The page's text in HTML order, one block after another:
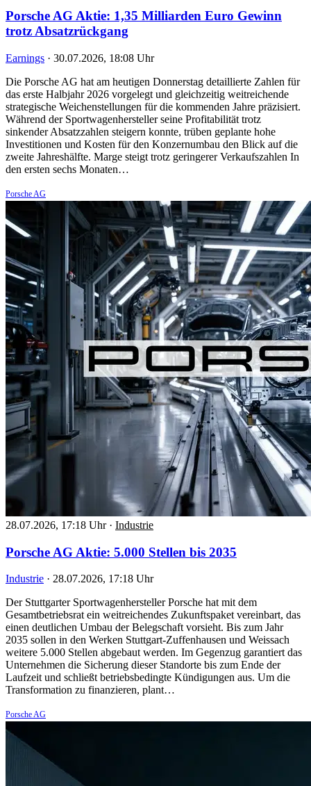
Porsche AG Aktie: 1,35 Milliarden Euro Gewinn
trotz Absatzrückgang
Earnings · 30.07.2026, 18:08 Uhr
Die Porsche AG hat am heutigen Donnerstag detaillierte Zahlen für
das erste Halbjahr 2026 vorgelegt und gleichzeitig weitreichende
strategische Weichenstellungen für die kommenden Jahre präzisiert.
Während der Sportwagenhersteller seine Profitabilität trotz
sinkender Absatzzahlen steigern konnte, trüben geplante hohe
Investitionen und Kosten für den Konzernumbau den Blick auf die
zweite Jahreshälfte. Marge steigt trotz geringerer Verkaufszahlen In
den ersten sechs Monaten…
Porsche AG
28.07.2026, 17:18 Uhr · Industrie
Porsche AG Aktie: 5.000 Stellen bis 2035
Industrie · 28.07.2026, 17:18 Uhr
Der Stuttgarter Sportwagenhersteller Porsche hat mit dem
Gesamtbetriebsrat ein weitreichendes Zukunftspaket vereinbart, das
einen deutlichen Umbau der Belegschaft vorsieht. Bis zum Jahr
2035 sollen in den Werken Stuttgart-Zuffenhausen und Weissach
weitere 5.000 Stellen abgebaut werden. Im Gegenzug garantiert das
Unternehmen die Sicherung dieser Standorte bis zum Ende der
Laufzeit und schließt betriebsbedingte Kündigungen aus. Um die
Transformation zu finanzieren, plant…
Porsche AG